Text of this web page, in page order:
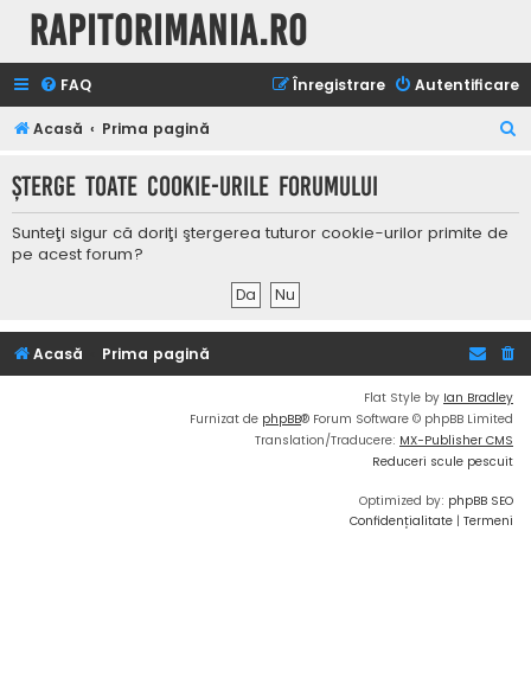
Rapitorimania.ro
FAQ Autentificare
Înregistrare
Acasă Prima pagină
t
Şterge toate cookie-urile forumului
Sunteţi sigur că doriţi ştergerea tuturor cookie-urilor primite de
pe acest forum?
Acasă Prima pagină
Flat Style by Ian Bradley
Furnizat de phpBB® Forum Software © phpBB Limited
Translation/Traducere: MX-Publisher CMS
Reduceri scule pescuit
Optimized by: phpBB SEO
Confidențialitate | Termeni